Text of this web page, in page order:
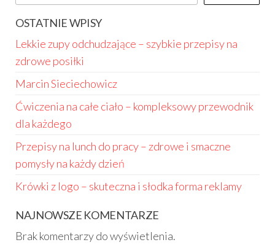
OSTATNIE WPISY
Lekkie zupy odchudzające – szybkie przepisy na
zdrowe posiłki
Marcin Sieciechowicz
Ćwiczenia na całe ciało – kompleksowy przewodnik
dla każdego
Przepisy na lunch do pracy – zdrowe i smaczne
pomysły na każdy dzień
Krówki z logo – skuteczna i słodka forma reklamy
NAJNOWSZE KOMENTARZE
Brak komentarzy do wyświetlenia.